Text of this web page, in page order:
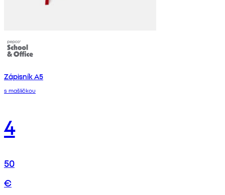
Zápisník A5
s mašličkou
4
50
€